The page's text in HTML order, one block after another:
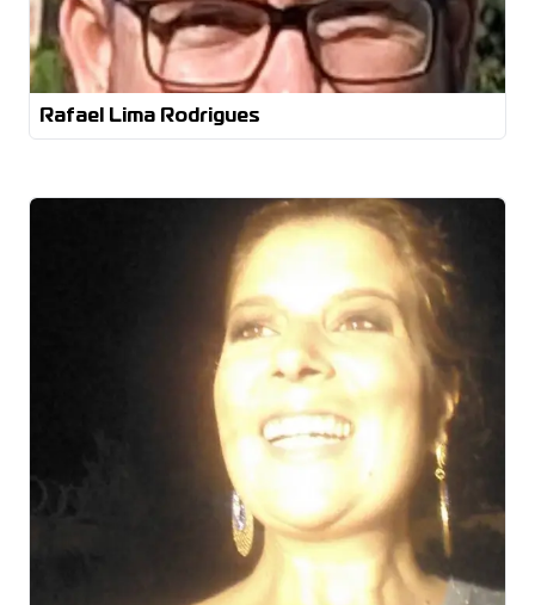
Rafael Lima Rodrigues
Supply Chain, PCP, Gestão da Qualidade e
Processos Industriais
Design de Produto Pós em Materiais Pós em